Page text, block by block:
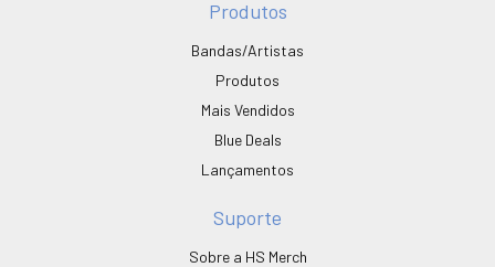
Produtos
Bandas/Artistas
Produtos
Mais Vendidos
Blue Deals
Lançamentos
Suporte
Sobre a HS Merch